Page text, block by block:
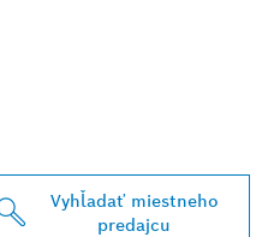
Vyhľadať miestneho
predajcu